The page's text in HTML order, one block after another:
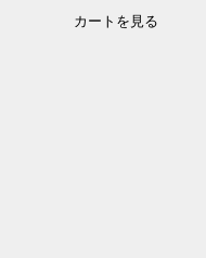
カートを見る